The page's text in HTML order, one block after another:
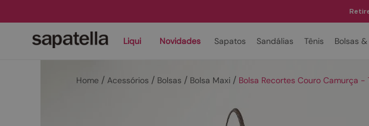
Liqui Novidades Sapatos Sandálias Tênis Bolsas
Acessórios Bolsas Bolsa Maxi Bolsa Recortes Couro Camurça -